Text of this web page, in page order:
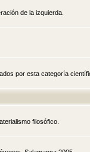
de la izquierda.
por esta categoría
filosófico.